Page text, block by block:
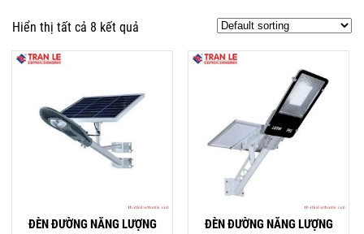
Hiển thị tất cả 8 kết quả
ĐÈN ĐƯỜNG NĂNG LƯỢNG
ĐÈN ĐƯỜNG NĂNG LƯỢNG